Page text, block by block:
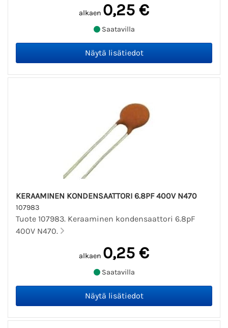
alkaen 0,25 €
Saatavilla
KERAAMINEN KONDENSAATTORI 6.8PF 400V N470
107983
Tuote 107983. Keraaminen kondensaattori 6.8pF
400V N470.
alkaen 0,25 €
Saatavilla